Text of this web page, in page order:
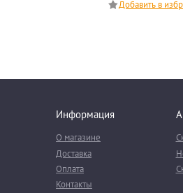
Информация
О магазине
Доставка
Оплата
Контакты